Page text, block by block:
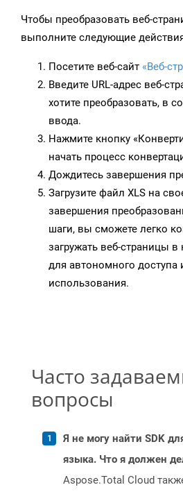
Чтобы преобразовать веб-
выполните следующие
Посетите веб-сайт «Веб-
Введите URL-адрес веб-
хотите преобразовать, в
ввода.
Нажмите кнопку
начать процесс
Дождитесь завершения
Загрузите файл XLS на
завершения
шаги, вы сможете легко
загружать веб-страницы
для автономного доступа
использования.
Часто
вопросы
Я не могу найти SDK
языка. Что я должен
Aspose.Total Cloud